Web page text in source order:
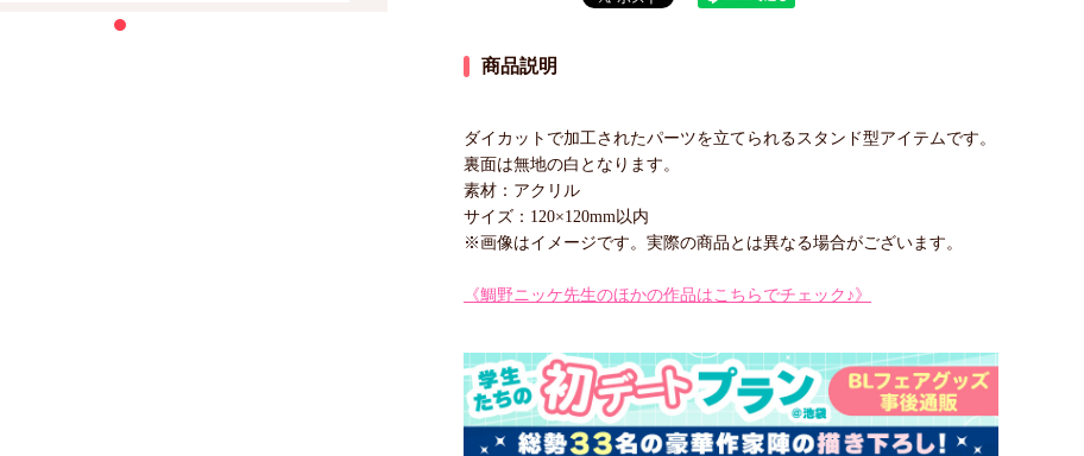
商品説明
ダイカットで加工されたパーツを立てられるスタンド型アイテムです。
裏面は無地の白となります。
素材：アクリル
サイズ：120×120mm以内
※画像はイメージです。実際の商品とは異なる場合がございます。
《鯛野ニッケ先生のほかの作品はこちらでチェック♪》